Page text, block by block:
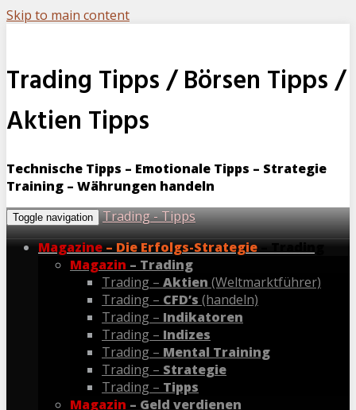
Skip to main content
Trading Tipps / Börsen Tipps /
Aktien Tipps
Technische Tipps – Emotionale Tipps – Strategie
Training – Währungen handeln
Toggle navigation
Trading - Tipps
Magazine – Die Erfolgs-Strategie – Trading
Magazin – Trading
Trading – Aktien (Weltmarktführer)
Trading – CFD’s (handeln)
Trading – Indikatoren
Trading – Indizes
Trading – Mental Training
Trading – Strategie
Trading – Tipps
Magazin – Geld verdienen